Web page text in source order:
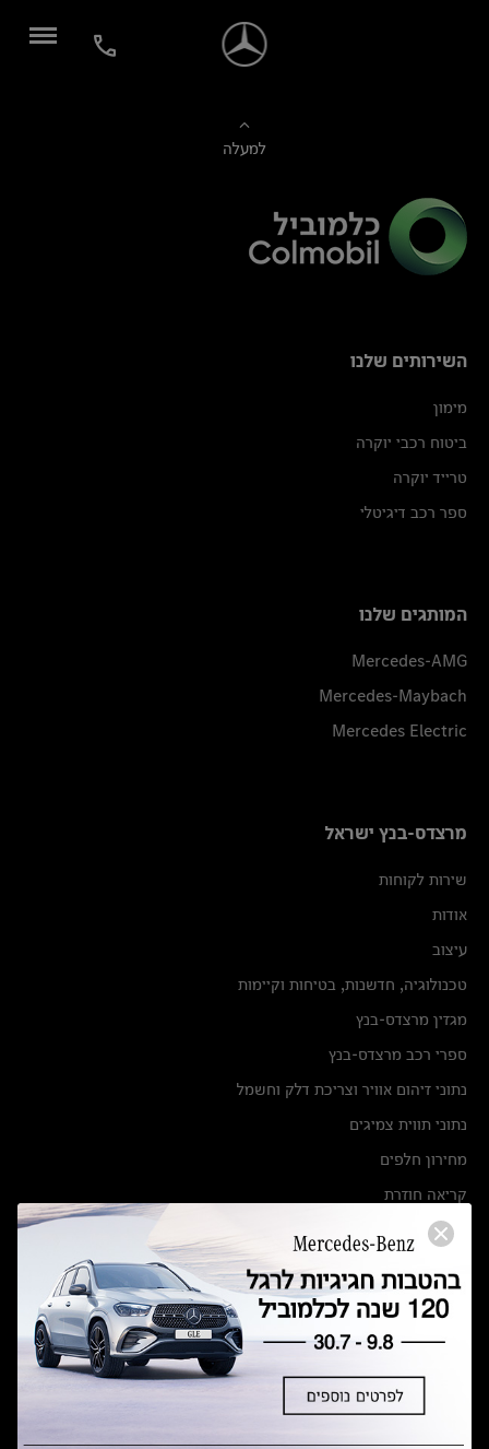
למעלה
השירותים שלנו
מימון
ביטוח רכבי יוקרה
טרייד יוקרה
ספר רכב דיגיטלי
המותגים שלנו
Mercedes-AMG
Mercedes-Maybach
Mercedes Electric
מרצדס-בנץ ישראל
שירות לקוחות
אודות
עיצוב
טכנולוגיה, חדשנות, בטיחות וקיימות
מגזין מרצדס-בנץ
ספרי רכב מרצדס-בנץ
נתוני זיהום אוויר וצריכת דלק וחשמל
נתוני תווית צמיגים
מחירון חלפים
קריאה חוזרת
הודעה על הטבות לרכבי מרצדס בהסדר פשרה בתצ 56447-02-19
תקנון ימי מכירות 120 לכלמוביל
מצאו אותנו